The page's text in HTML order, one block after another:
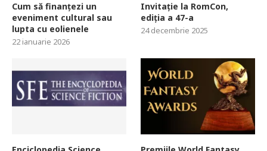
Cum să finanțezi un
eveniment cultural sau
lupta cu eolienele
22 ianuarie 2026
Invitație la RomCon,
ediția a 47-a
24 decembrie 2025